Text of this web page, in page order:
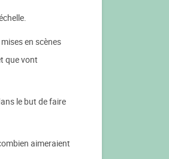
en scènes
que vont
le but de faire
aimeraient